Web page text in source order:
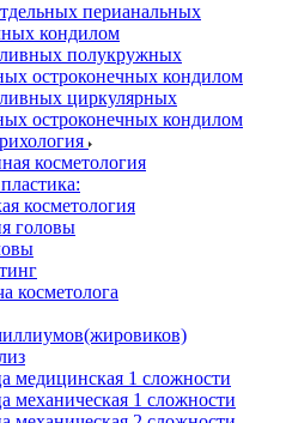
перианальных
кондилом
полукружных
остроконечных кондилом
циркулярных
остроконечных кондилом
косметология
косметология
головы
косметолога
медицинская 1 сложности
механическая 1 сложности